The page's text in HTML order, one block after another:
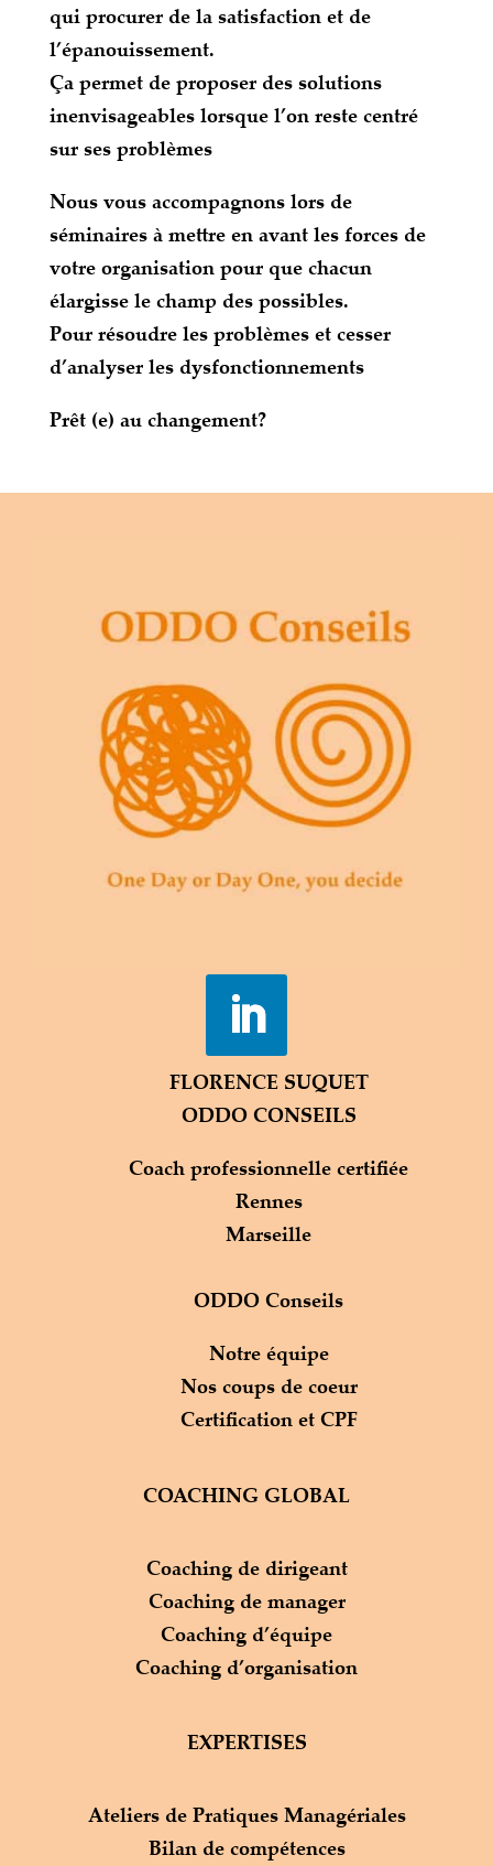
qui procurer de la satisfaction et de
l’épanouissement.
Ça permet de proposer des solutions
inenvisageables lorsque l’on reste centré
sur ses problèmes
Nous vous accompagnons lors de
séminaires à mettre en avant les forces de
votre organisation pour que chacun
élargisse le champ des possibles.
Pour résoudre les problèmes et cesser
d’analyser les dysfonctionnements
Prêt (e) au changement?
FLORENCE SUQUET
ODDO CONSEILS
Coach professionnelle certifiée
Rennes
Marseille
ODDO Conseils
Notre équipe
Nos coups de coeur
Certification et CPF
COACHING GLOBAL
Coaching de dirigeant
Coaching de manager
Coaching d’équipe
Coaching d’organisation
EXPERTISES
Ateliers de Pratiques Managériales
Bilan de compétences